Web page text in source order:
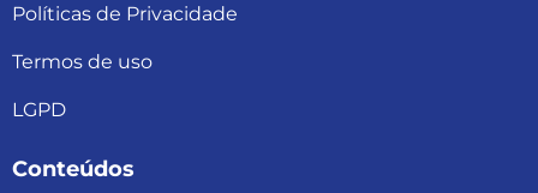
Políticas de Privacidade
Termos de uso
LGPD
Conteúdos